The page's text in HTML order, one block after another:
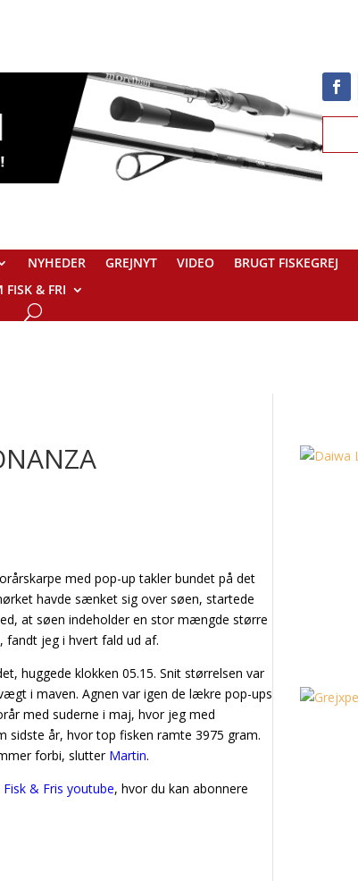
NYHEDER GREJNYT VIDEO BRUGT FISKEGREJ
FISK & FRI
med pop-up takler bundet på det
havde sænket sig over søen, startede
at søen indeholder en stor mængde større
fandt jeg i hvert fald ud af.
huggede klokken 05.15. Snit størrelsen var
i maven. Agnen var igen de lækre pop-ups
med suderne i maj, hvor jeg med
sidste år, hvor top fisken ramte 3975 gram.
forbi, slutter Martin.
& Fris youtube, hvor du kan abonnere